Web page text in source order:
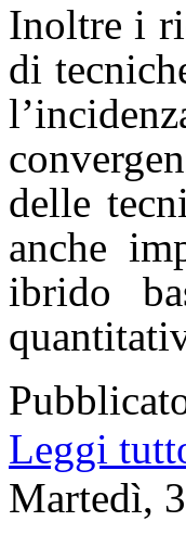
Inoltre i
di
delle
anche
ibrido
Leggi
Martedì,